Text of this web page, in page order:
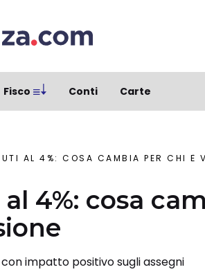
Fisco Conti Carte
4%: COSA CAMBIA PER CHI È VICINO
4%: cosa
impatto positivo sugli assegni